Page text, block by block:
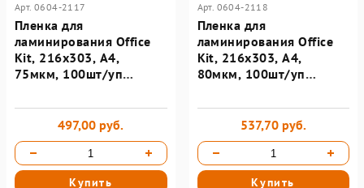
Арт. 0604-2117
Пленка для
ламинирования Office
Kit, 216х303, А4,
75мкм, 100шт/уп
497,00 руб.
Купить
Арт. 0604-2118
Пленка для
ламинирования Office
Kit, 216х303, А4,
80мкм, 100шт/уп
537,70 руб.
Купить